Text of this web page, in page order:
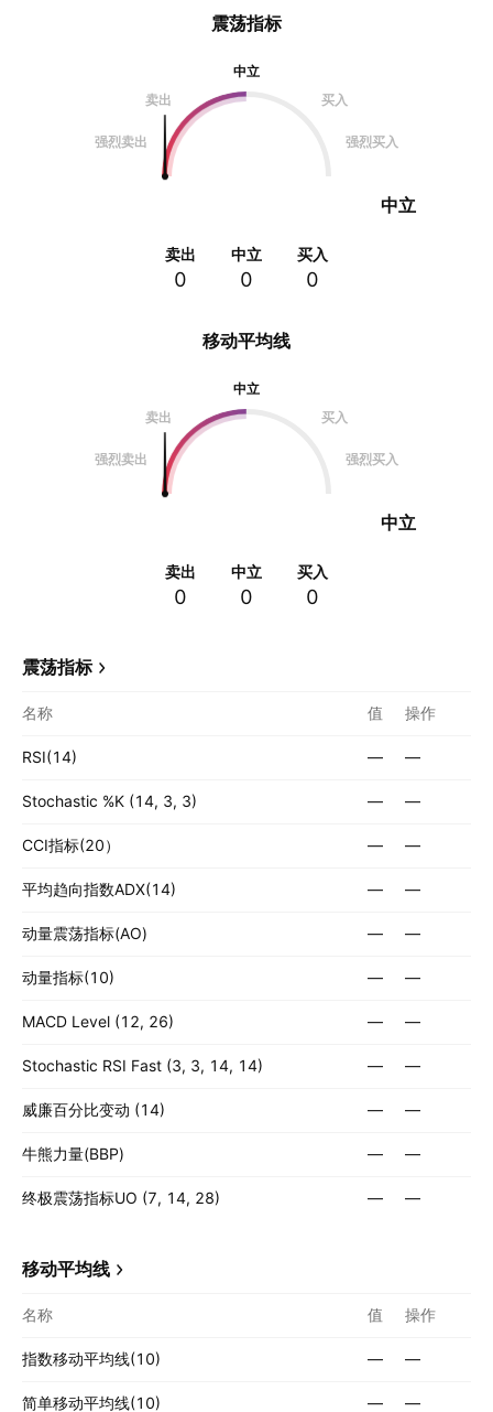
震荡指标
中立
卖出
买入
强烈卖出 强烈买入
中立
卖出
0
中立
0
买入
0
移动平均线
中立
卖出
买入
强烈卖出 强烈买入
中立
卖出
0
中立
0
买入
0
震荡指标
名称 值 操作
RSI(14) — —
Stochastic %K (14, 3, 3) — —
CCI指标(20） — —
平均趋向指数ADX(14) — —
动量震荡指标(AO) — —
动量指标(10) — —
MACD Level (12, 26) — —
Stochastic RSI Fast (3, 3, 14, 14) — —
威廉百分比变动 (14) — —
牛熊力量(BBP) — —
终极震荡指标UO (7, 14, 28) — —
移动平均线
名称 值 操作
指数移动平均线(10) — —
简单移动平均线(10) — —